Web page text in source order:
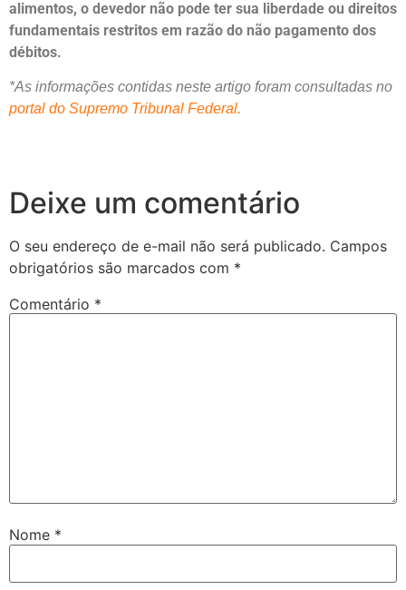
alimentos, o devedor não pode ter sua liberdade ou direitos
fundamentais restritos em razão do não pagamento dos
débitos.
*As informações contidas neste artigo foram consultadas no
portal do Supremo Tribunal Federal.
Deixe um comentário
O seu endereço de e-mail não será publicado. Campos
obrigatórios são marcados com *
Comentário *
Nome *